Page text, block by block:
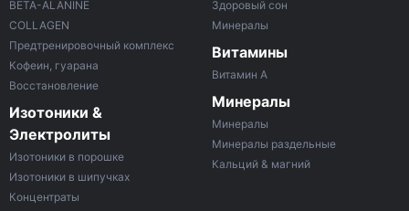
BETA-ALANINE
COLLAGEN
Предтренировочный комплекс
Кофеин, гуарана
Восстановление
Изотоники &
Электролиты
Изотоники в порошке
Изотоники в шипучках
Концентраты
Здоровый сон
Минералы
Витамины
Витамин A
Минералы
Минералы
Минералы раздельные
Кальций & магний